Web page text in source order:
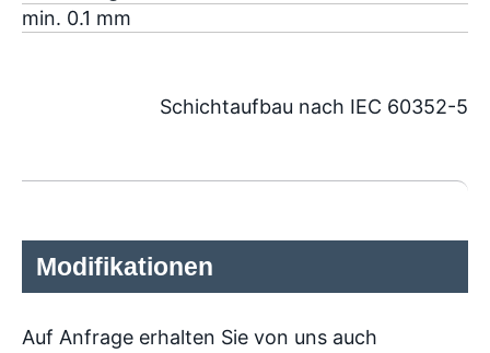
min. 0.1 mm
Schichtaufbau nach IEC 60352-5
Modifikationen
Auf Anfrage erhalten Sie von uns auch